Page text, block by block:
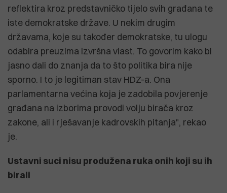
reflektira kroz predstavničko tijelo svih građana te
iste demokratske države. U nekim drugim
državama, koje su također demokratske, tu ulogu
odabira preuzima izvršna vlast. To govorim kako bi
jasno dali do znanja da to što politika bira nije
sporno. I to je legitiman stav HDZ-a. Ona
parlamentarna većina koja je zadobila povjerenje
građana na izborima provodi volju birača kroz
zakone, ali i rješavanje kadrovskih pitanja", rekao
je.
Ustavni suci nisu produžena ruka onih koji su ih
birali